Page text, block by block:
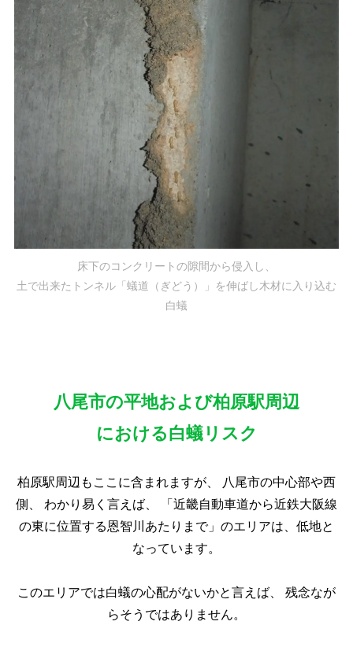
床下のコンクリートの隙間から侵入し、
土で出来たトンネル「蟻道（ぎどう）」を伸ばし木材に入り込む
白蟻
八尾市の平地および柏原駅周辺
における白蟻リスク
柏原駅周辺もここに含まれますが、
八尾市の中心部や西
側、
わかり易く言えば、
「近畿自動車道から近鉄大阪線
の東に位置する恩智川あたりまで」のエリアは、低地と
なっています。
このエリアでは白蟻の心配がないかと言えば、
残念なが
らそうではありません。